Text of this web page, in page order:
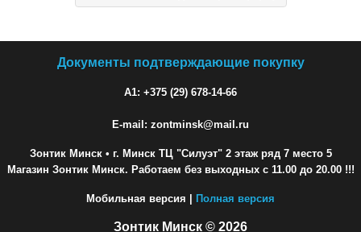
Документы подтверждающие покупку
A1: +375 (29) 678-14-66
E-mail: zontminsk@mail.ru
Зонтик Минск• г. Минск ТЦ "Силуэт" 2 этаж ряд 7 место 5
Магазин Зонтик Минск. Работаем без выходных с 11.00 до 20.00 !!!
Мобильная версия | Полная версия
Зонтик Минск © 2026